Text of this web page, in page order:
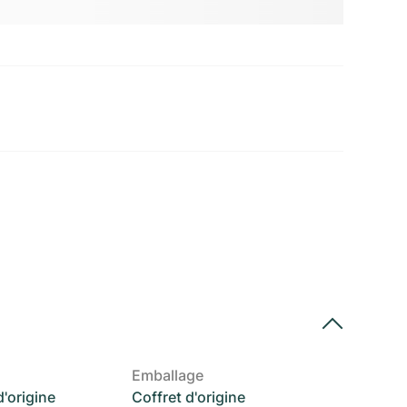
Emballage
Coffret d'origine